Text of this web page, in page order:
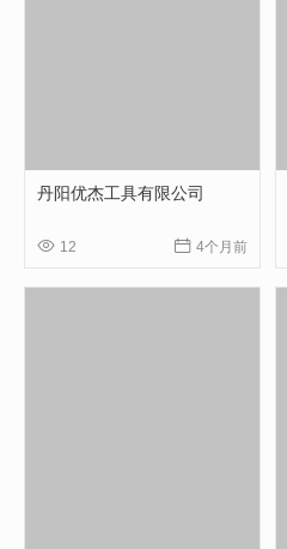
丹阳优杰工具有限公司
 12  4个月前